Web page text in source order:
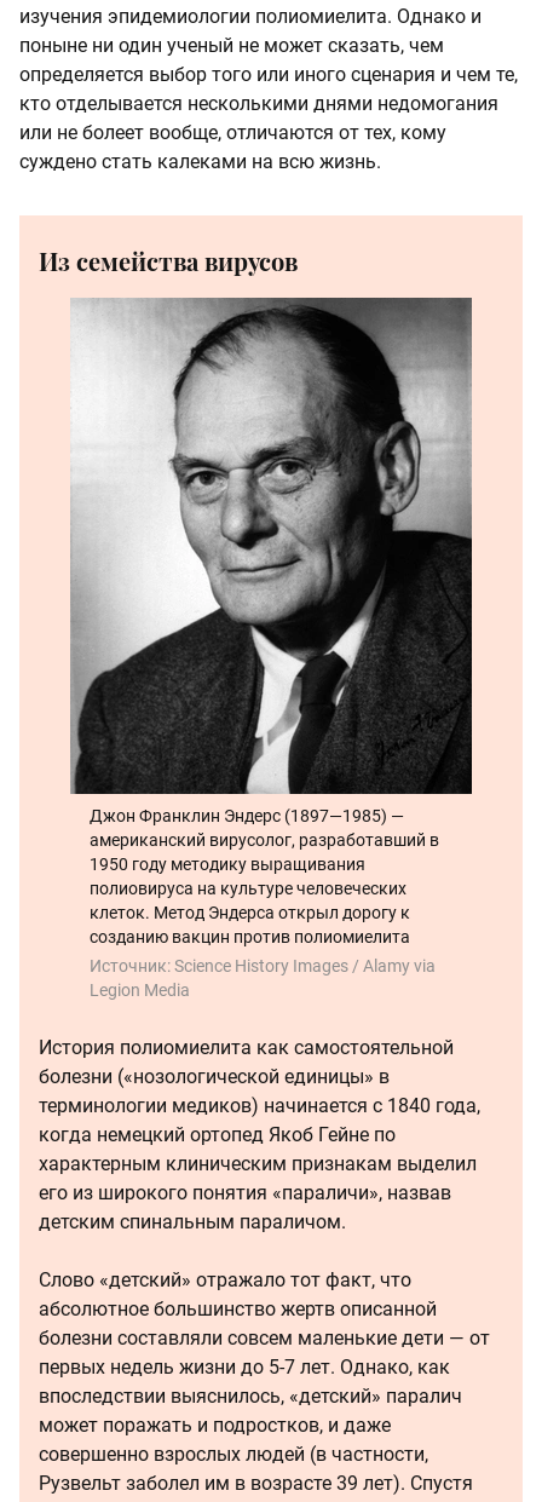
изучения эпидемиологии полиомиелита. Однако и
поныне ни один ученый не может сказать, чем
определяется выбор того или иного сценария и чем те,
кто отделывается несколькими днями недомогания
или не болеет вообще, отличаются от тех, кому
суждено стать калеками на всю жизнь.
Из семейства вирусов
Джон Франклин Эндерс (1897—1985) —
американский вирусолог, разработавший в
1950 году методику выращивания
полиовируса на культуре человеческих
клеток. Метод Эндерса открыл дорогу к
созданию вакцин против полиомиелита
Источник:Science History Images / Alamy via
Legion Media
История полиомиелита как самостоятельной
болезни («нозологической единицы» в
терминологии медиков) начинается с 1840 года,
когда немецкий ортопед Якоб Гейне по
характерным клиническим признакам выделил
его из широкого понятия «параличи», назвав
детским спинальным параличом.
Слово «детский» отражало тот факт, что
абсолютное большинство жертв описанной
болезни составляли совсем маленькие дети — от
первых недель жизни до 5-7 лет. Однако, как
впоследствии выяснилось, «детский» паралич
может поражать и подростков, и даже
совершенно взрослых людей (в частности,
Рузвельт заболел им в возрасте 39 лет). Спустя